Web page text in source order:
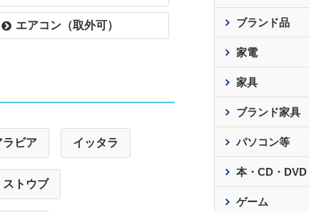
エアコン（取外可）
ラビア イッタラ
ストウブ
ブランド品
家電
家具
ブランド家具
パソコン等
本・CD・DVD
ゲーム